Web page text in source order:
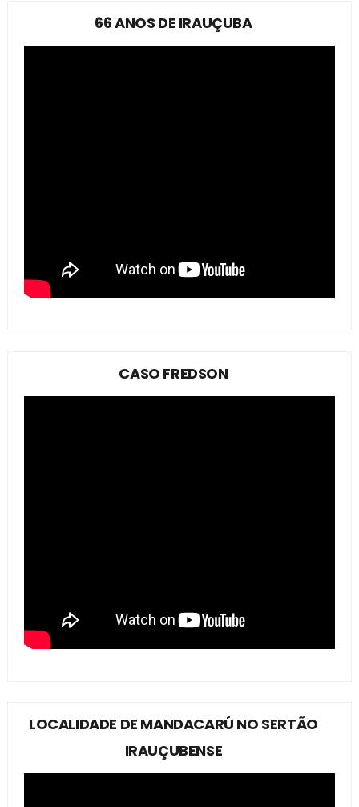
66 ANOS DE IRAUÇUBA
CASO FREDSON
LOCALIDADE DE MANDACARÚ NO SERTÃO
IRAUÇUBENSE